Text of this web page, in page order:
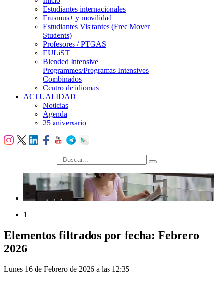
Estudiantes internacionales
Erasmus+ y movilidad
Estudiantes Visitantes (Free Mover
Students)
Profesores / PTGAS
EULiST
Blended Intensive
Programmes/Programas Intensivos
Combinados
Centro de idiomas
ACTUALIDAD
Noticias
Agenda
25 aniversario
búsqueda
1
Elementos filtrados por fecha: Febrero
2026
Lunes 16 de Febrero de 2026 a las 12:35